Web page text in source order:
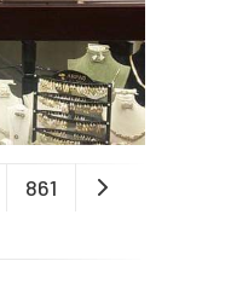
861